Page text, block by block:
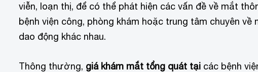
viễn, loạn thị, để có thể phát hiện các vấn đề về mắt
bệnh viện công, phòng khám hoặc trung tâm chuyên
dao động khác nhau.
Thông thường, giá khám mắt tổng quát tại các bệnh